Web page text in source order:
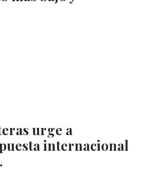
urge a
internacional